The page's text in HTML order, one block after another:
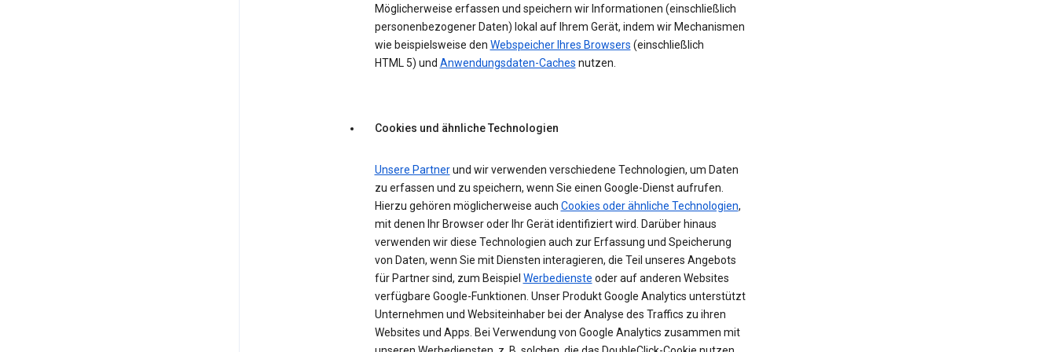
Möglicherweise erfassen und speichern wir Informationen (einschließlich
personenbezogener Daten) lokal auf Ihrem Gerät, indem wir Mechanismen
wie beispielsweise den Webspeicher Ihres Browsers (einschließlich
HTML 5) und Anwendungsdaten-Caches nutzen.
Cookies und ähnliche Technologien
Unsere Partnerund wir verwenden verschiedene Technologien, um Daten
zu erfassen und zu speichern, wenn Sie einen Google-Dienst aufrufen.
Hierzu gehören möglicherweise auch Cookies oder ähnliche Technologien,
mit denen Ihr Browser oder Ihr Gerät identifiziert wird. Darüber hinaus
verwenden wir diese Technologien auch zur Erfassung und Speicherung
von Daten, wenn Sie mit Diensten interagieren, die Teil unseres Angebots
für Partner sind, zum Beispiel Werbedienste oder auf anderen Websites
verfügbare Google-Funktionen. Unser Produkt Google Analytics unterstützt
Unternehmen und Websiteinhaber bei der Analyse des Traffics zu ihren
Websites und Apps. Bei Verwendung von Google Analytics zusammen mit